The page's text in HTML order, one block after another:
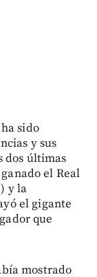
sido
y sus
dos últimas
el Real
y la
el gigante
que
mostrado